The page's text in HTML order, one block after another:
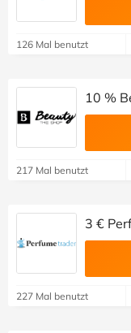
126 Mal benutzt
10 %
217 Mal benutzt
3 €
227 Mal benutzt